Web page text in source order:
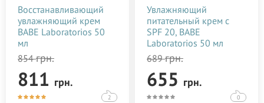
Восстанавливающий
увлажняющий крем
BABE Laboratorios 50
мл
854грн.
811 грн.
2
Увлажняющий
питательный крем с
SPF 20, BABE
Laboratorios 50 мл
689грн.
655 грн.
0